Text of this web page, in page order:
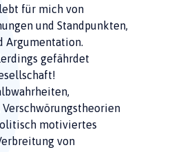
für mich von
und Standpunkten,
Argumentation.
gefährdet
motiviertes
von